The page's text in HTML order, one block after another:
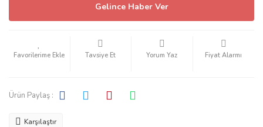
Gelince Haber Ver
Tavsiye Et Yorum Yaz Fiyat Alarmı
Ürün Paylaş :
Karşılaştır